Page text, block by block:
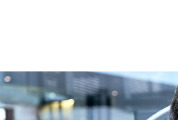
krycieho materiálu
proti chemikáliám